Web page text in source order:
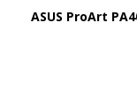
ASUS ProArt